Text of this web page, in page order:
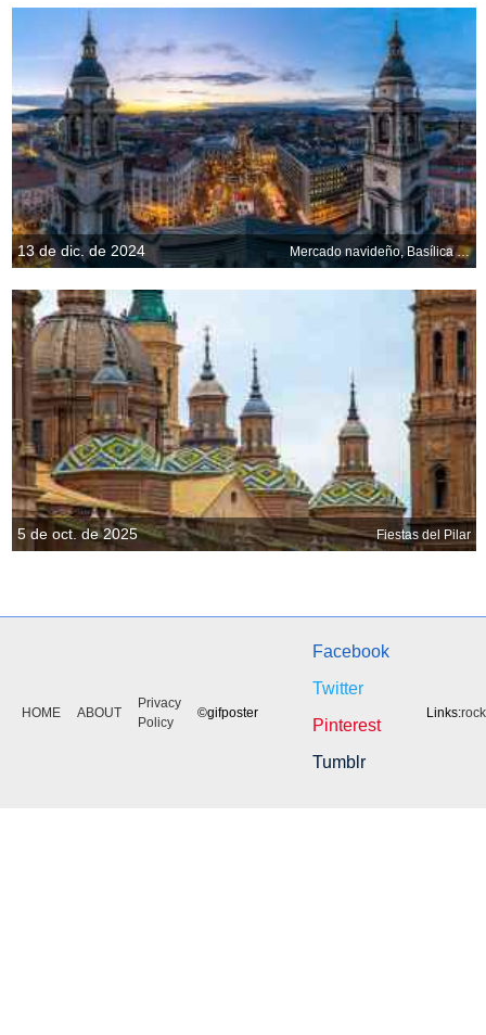
13 de dic. de 2024 Mercado navideño, Basílica de San Esteban, Budapest, Hungría
5 de oct. de 2025 Fiestas del Pilar
HOME ABOUT
Privacy
Policy
©gifposter
Facebook
Twitter
Pinterest
Tumblr
Links: